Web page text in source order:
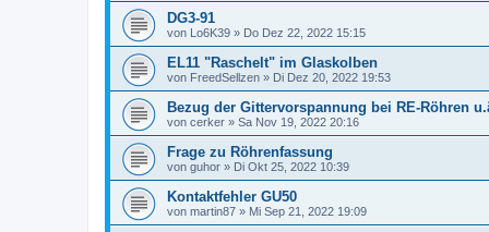
DG3-91
von Lo6K39 » Do Dez 22, 2022 15:15
EL11 "Raschelt" im Glaskolben
von FreedSellzen » Di Dez 20, 2022 19:53
Bezug der Gittervorspannung bei RE-Röhren
von cerker » Sa Nov 19, 2022 20:16
Frage zu Röhrenfassung
von guhor » Di Okt 25, 2022 10:39
Kontaktfehler GU50
von martin87 » Mi Sep 21, 2022 19:09